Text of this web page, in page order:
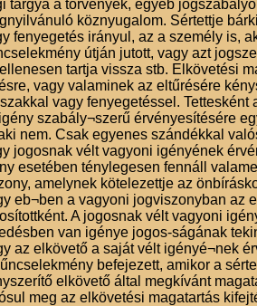
tárgya a törvények, egyéb
köznyugalom. Sértettje
fenyegetés irányul, az a személy is,
útján jutott, vagy azt
tartja vissza stb. Elkövetési
vagy valaminek az eltűrésére
vagy fenyegetéssel. Tettesként
szabály¬szerű érvényesítésére
nem. Csak egyenes szándékkal
jogosnak vélt vagyoni igényének
esetében ténylegesen fennáll
amelynek kötelezettje az
eb¬ben a vagyoni jogviszonyban az
A jogosnak vélt vagyoni
van igénye jogos-ságának
az elkövető a saját vélt igényé¬nek
befejezett, amikor a
elkövető által megkívánt
meg az elkövetési magatartás